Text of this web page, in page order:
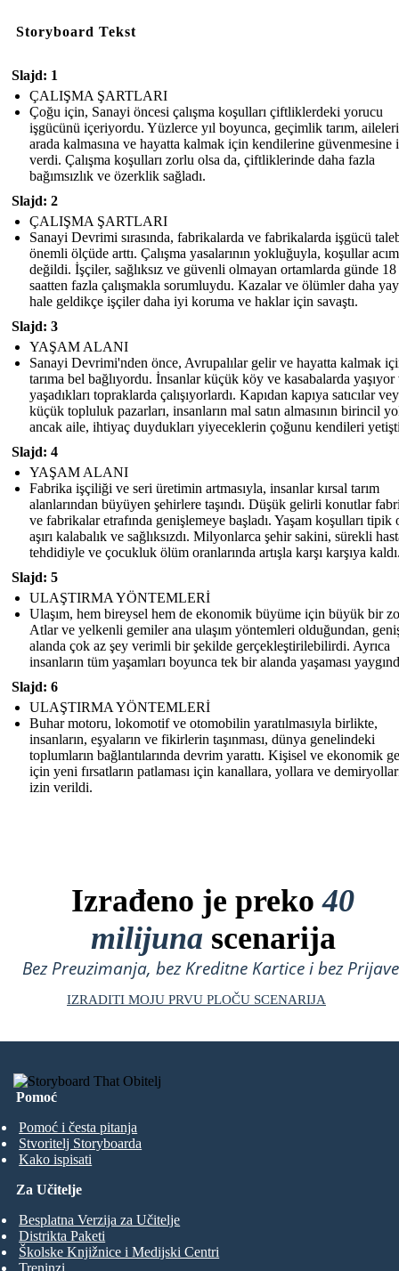
Storyboard Tekst
Slajd: 1
ÇALIŞMA ŞARTLARI
Çoğu için, Sanayi öncesi çalışma koşulları çiftliklerdeki yorucu
işgücünü içeriyordu. Yüzlerce yıl boyunca, geçimlik tarım,
arada kalmasına ve hayatta kalmak için kendilerine güvenmesine
verdi. Çalışma koşulları zorlu olsa da, çiftliklerinde daha fazla
bağımsızlık ve özerklik sağladı.
Slajd: 2
ÇALIŞMA ŞARTLARI
Sanayi Devrimi sırasında, fabrikalarda ve fabrikalarda işgücü
önemli ölçüde arttı. Çalışma yasalarının yokluğuyla, koşullar
değildi. İşçiler, sağlıksız ve güvenli olmayan ortamlarda günde 18
saatten fazla çalışmakla sorumluydu. Kazalar ve ölümler daha
hale geldikçe işçiler daha iyi koruma ve haklar için savaştı.
Slajd: 3
YAŞAM ALANI
Sanayi Devrimi'nden önce, Avrupalılar gelir ve hayatta kalmak
tarıma bel bağlıyordu. İnsanlar küçük köy ve kasabalarda yaşıyor
yaşadıkları topraklarda çalışıyorlardı. Kapıdan kapıya satıcılar
küçük topluluk pazarları, insanların mal satın almasının birincil
ancak aile, ihtiyaç duydukları yiyeceklerin çoğunu kendileri
Slajd: 4
YAŞAM ALANI
Fabrika işçiliği ve seri üretimin artmasıyla, insanlar kırsal tarım
alanlarından büyüyen şehirlere taşındı. Düşük gelirli konutlar
ve fabrikalar etrafında genişlemeye başladı. Yaşam koşulları tipik
aşırı kalabalık ve sağlıksızdı. Milyonlarca şehir sakini, sürekli
tehdidiyle ve çocukluk ölüm oranlarında artışla karşı karşıya
Slajd: 5
ULAŞTIRMA YÖNTEMLERİ
Ulaşım, hem bireysel hem de ekonomik büyüme için büyük bir
Atlar ve yelkenli gemiler ana ulaşım yöntemleri olduğundan,
alanda çok az şey verimli bir şekilde gerçekleştirilebilirdi. Ayrıca
insanların tüm yaşamları boyunca tek bir alanda yaşaması
Slajd: 6
ULAŞTIRMA YÖNTEMLERİ
Buhar motoru, lokomotif ve otomobilin yaratılmasıyla birlikte,
insanların, eşyaların ve fikirlerin taşınması, dünya genelindeki
toplumların bağlantılarında devrim yarattı. Kişisel ve ekonomik
için yeni fırsatların patlaması için kanallara, yollara ve
izin verildi.
Izrađeno je preko40
milijuna scenarija
Bez Preuzimanja, bez Kreditne Kartice i bez
IZRADITI MOJU PRVU PLOČU SCENARIJA
Pomoć
Pomoć i česta pitanja
Stvoritelj Storyboarda
Kako ispisati
Za Učitelje
Besplatna Verzija za Učitelje
Distrikta Paketi
Školske Knjižnice i Medijski Centri
Treninzi